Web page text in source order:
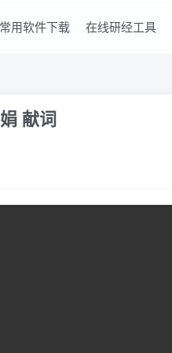
用软件下载 在线研经工具
献词